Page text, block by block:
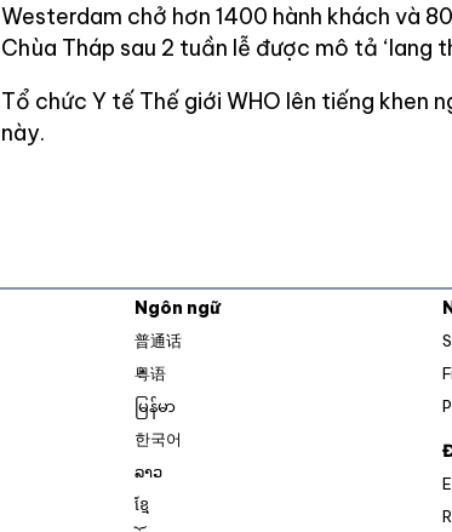
Westerdam chở hơn 1400 hành khách và
Chùa Tháp sau 2 tuần lễ được mô tả ‘lang
Tổ chức Y tế Thế giới WHO lên tiếng khen
này.
Ngôn ngữ
普通话
粤语
မြန်မာ
한국어
ລາວ
ខ្មែ